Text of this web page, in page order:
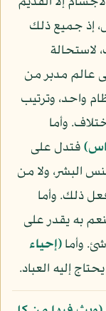
إذ جميع ذلك
عالم مدبر من
واحد، وترتيب
وأما
فتدل على
البشر، ولا من
ذلك. وأما
به يقدر على
وأما(إحياء
إليه العباد.